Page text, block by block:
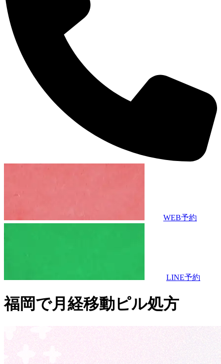
WEB予約
LINE予約
福岡で​月経移動ピル処方